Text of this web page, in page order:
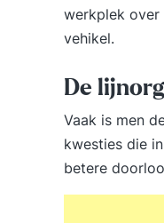
werkplek over
vehikel.
De
Vaak is men
kwesties die
betere